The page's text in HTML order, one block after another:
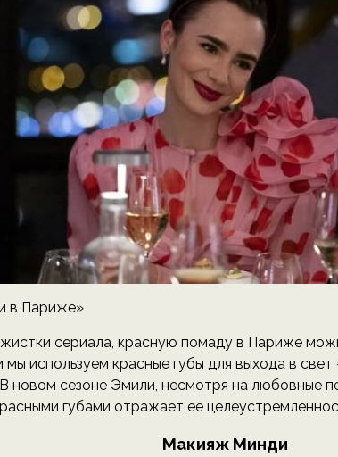
в Париже»
сериала, красную помаду в Париже
используем красные губы для выхода в
новом сезоне Эмили, несмотря на любовные
губами отражает ее
Макияж Минди